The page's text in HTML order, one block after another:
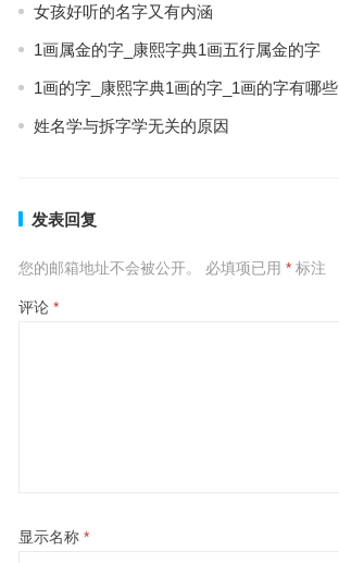
女孩好听的名字又有内涵
1画属金的字_康熙字典1画五行属金的字
1画的字_康熙字典1画的字_1画的字有哪些
姓名学与拆字学无关的原因
发表回复
您的邮箱地址不会被公开。 必填项已用 *标注
评论 *
显示名称 *